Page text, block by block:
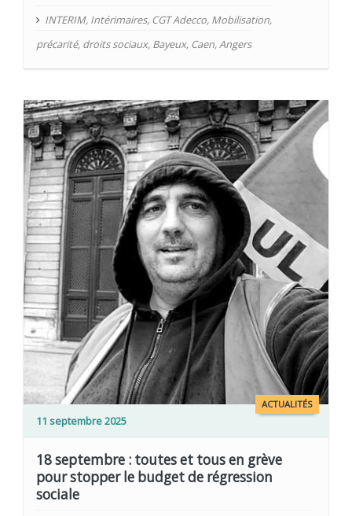
INTERIM, Intérimaires, CGT Adecco, Mobilisation,
précarité, droits sociaux, Bayeux, Caen,Angers
ACTUALITÉS
11 septembre 2025
18 septembre : toutes et tous en grève
pour stopper le budget de régression
sociale